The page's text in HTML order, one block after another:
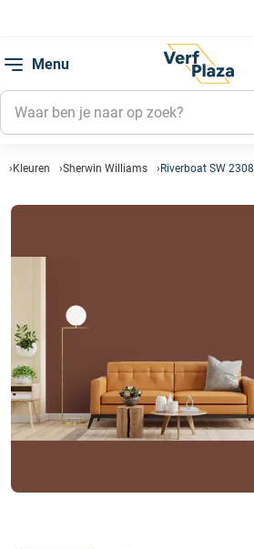
Menu
Kleuren Sherwin Williams Riverboat SW 2308